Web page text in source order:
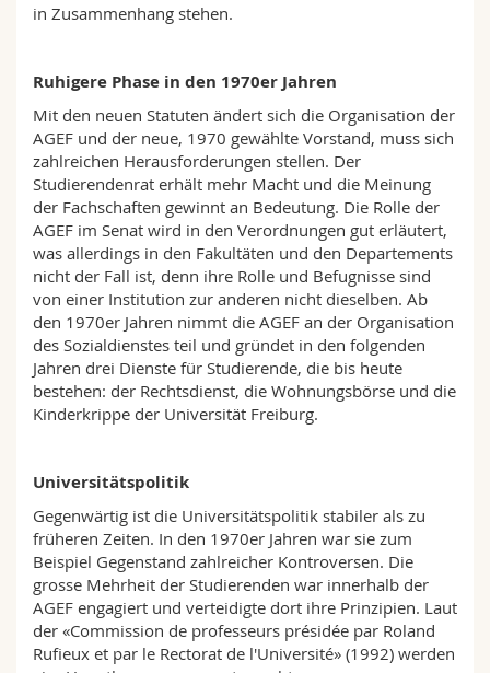
in Zusammenhang stehen.
Ruhigere Phase in den 1970er Jahren
Mit den neuen Statuten ändert sich die Organisation der
AGEF und der neue, 1970 gewählte Vorstand, muss sich
zahlreichen Herausforderungen stellen. Der
Studierendenrat erhält mehr Macht und die Meinung
der Fachschaften gewinnt an Bedeutung. Die Rolle der
AGEF im Senat wird in den Verordnungen gut erläutert,
was allerdings in den Fakultäten und den Departements
nicht der Fall ist, denn ihre Rolle und Befugnisse sind
von einer Institution zur anderen nicht dieselben. Ab
den 1970er Jahren nimmt die AGEF an der Organisation
des Sozialdienstes teil und gründet in den folgenden
Jahren drei Dienste für Studierende, die bis heute
bestehen: der Rechtsdienst, die Wohnungsbörse und die
Kinderkrippe der Universität Freiburg.
Universitätspolitik
Gegenwärtig ist die Universitätspolitik stabiler als zu
früheren Zeiten. In den 1970er Jahren war sie zum
Beispiel Gegenstand zahlreicher Kontroversen. Die
grosse Mehrheit der Studierenden war innerhalb der
AGEF engagiert und verteidigte dort ihre Prinzipien. Laut
der «Commission de professeurs présidée par Roland
Rufieux et par le Rectorat de l'Université» (1992) werden